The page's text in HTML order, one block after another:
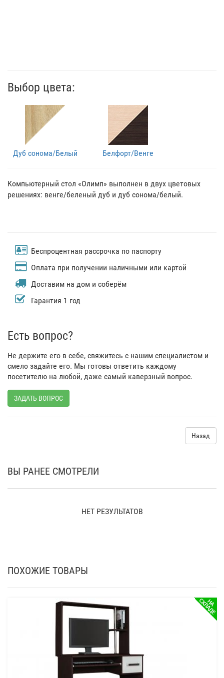
Выбор цвета:
Дуб сонома/Белый Белфорт/Венге
Компьютерный стол «Олимп» выполнен в двух цветовых
решениях: венге/беленый дуб и дуб сонома/белый.
Беспроцентная рассрочка по паспорту
Оплата при получении наличными или картой
Доставим на дом и соберём
Гарантия 1 год
Есть вопрос?
Не держите его в себе, свяжитесь с нашим специалистом и
смело задайте его. Мы готовы ответить каждому
посетителю на любой, даже самый каверзный вопрос.
ЗАДАТЬ ВОПРОС
Назад
ВЫ РАНЕЕ СМОТРЕЛИ
НЕТ РЕЗУЛЬТАТОВ
ПОХОЖИЕ ТОВАРЫ